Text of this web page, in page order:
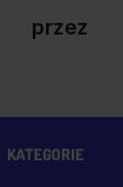
przez
KATEGORIE